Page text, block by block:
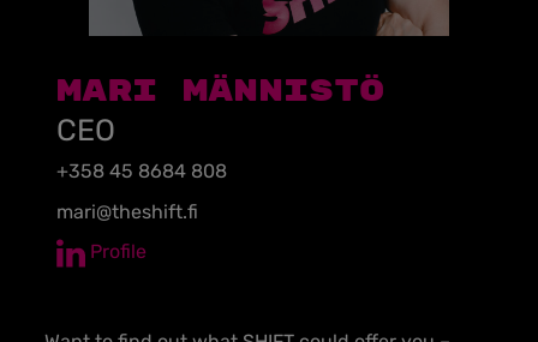
Mari Männistö
CEO
+358 45 8684 808
mari@theshift.fi
Profile